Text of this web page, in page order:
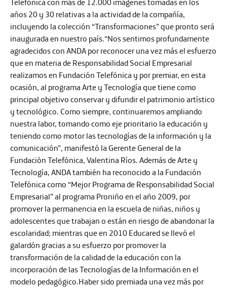
años 20 y 30 relativas a la actividad de la compañía,
incluyendo la colección “Transformaciones” que pronto será
inaugurada en nuestro país.“Nos sentimos profundamente
agradecidos con ANDA por reconocer una vez más el esfuerzo
que en materia de Responsabilidad Social Empresarial
realizamos en Fundación Telefónica y por premiar, en esta
ocasión, al programa Arte y Tecnología que tiene como
principal objetivo conservar y difundir el patrimonio artístico
y tecnológico. Como siempre, continuaremos ampliando
nuestra labor, tomando como eje prioritario la educación y
teniendo como motor las tecnologías de la información y la
comunicación”, manifestó la Gerente General de la
Fundación Telefónica, Valentina Ríos. Además de Arte y
Tecnología, ANDA también ha reconocido a la Fundación
Telefónica como “Mejor Programa de Responsabilidad Social
Empresarial” al programa Proniño en el año 2009, por
promover la permanencia en la escuela de niñas, niños y
adolescentes que trabajan o están en riesgo de abandonar la
escolaridad; mientras que en 2010 Educared se llevó el
galardón gracias a su esfuerzo por promover la
transformación de la calidad de la educación con la
incorporación de las Tecnologías de la Información en el
modelo pedagógico.Haber sido premiada una vez más por